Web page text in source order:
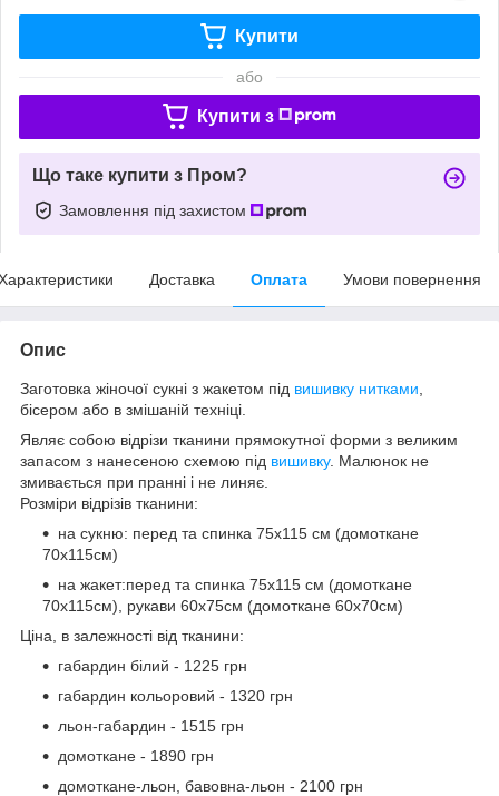
Купити
або
Купити з
Що таке купити з Пром?
Замовлення під захистом
Доставка Оплата Умови повернення
Опис
Заготовка жіночої сукні з жакетом під вишивку нитками
бісером або в змішаній техніці.
Являє собою відрізи тканини прямокутної форми з великим
запасом з нанесеною схемою під вишивку. Малюнок не
змивається при пранні і не линяє.
Розміри відрізів тканини:
на сукню: перед та спинка 75х115 см (домоткане
70х115см)
на жакет:перед та спинка 75х115 см (домоткане
70х115см), рукави 60х75см (домоткане 60х70см)
Ціна, в залежності від тканини:
габардин білий - 1225 грн
габардин кольоровий - 1320 грн
льон-габардин - 1515 грн
домоткане - 1890 грн
домоткане-льон, бавовна-льон - 2100 грн